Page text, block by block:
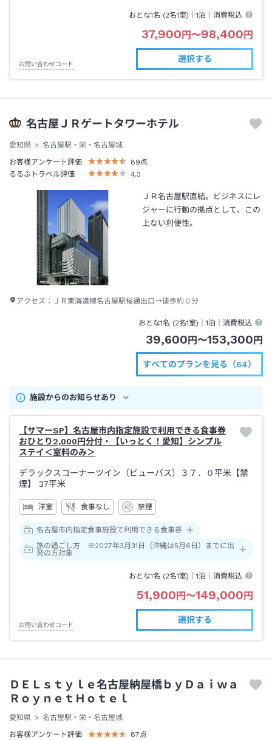
おとな1名 (2名1室)｜1泊 ｜消費税込
37,900円〜98,400円
お問い合わせコード
選択する
名古屋ＪＲゲートタワーホテル
愛知県
名古屋駅・栄・名古屋城
お客様アンケート評価
89点
るるぶトラベル評価
4.3
ＪＲ名古屋駅直結。ビジネスにレ
ジャーに行動の拠点として、この
上ない利便性。
アクセス： ＪＲ東海道線名古屋駅桜通出口→徒歩約０分
おとな1名 (2名1室)｜1泊 ｜消費税込
39,600円〜153,300円
すべてのプランを見る（64）
施設からのお知らせあり
【サマーSP】名古屋市内指定施設で利用できる食事券
おひとり2,000円分付・【いっとく！愛知】シンプル
ステイ＜室料のみ＞
デラックスコーナーツイン（ビューバス）３７．０平米【禁
煙】
37平米
洋室 食事なし 禁煙
名古屋市内指定食事施設で利用できる食事券
旅の過ごし方 ※2027年3月31日（沖縄は5月6日）までに出
発の方対象
おとな1名 (2名1室)｜1泊 ｜消費税込
51,900円〜149,000円
お問い合わせコード
選択する
ＤＥＬｓｔｙｌｅ名古屋納屋橋ｂｙＤａｉｗａ
ＲｏｙｎｅｔＨｏｔｅｌ
愛知県
名古屋駅・栄・名古屋城
お客様アンケート評価
87点